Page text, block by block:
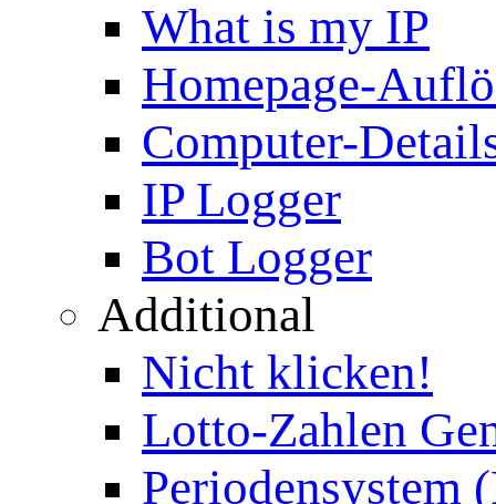
What is my IP
Homepage-
Computer-
IP Logger
Bot Logger
Additional
Nicht klicken!
Lotto-Zahlen
Periodensystem